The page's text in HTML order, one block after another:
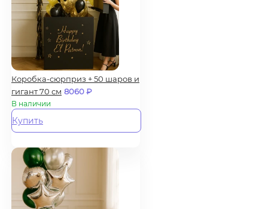
Коробка-сюрприз + 50 шаров и
гигант 70 см 8060₽
В наличии
Купить